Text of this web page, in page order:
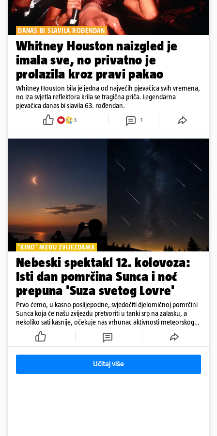
DANAS BI SLAVILA ROĐENDAN
Whitney Houston naizgled je
imala sve, no privatno je
prolazila kroz pravi pakao
Whitney Houston bila je jedna od najvećih pjevačica svih vremena,
no iza svjetla reflektora krila se tragična priča. Legendarna
pjevačica danas bi slavila 63. rođendan.
3 1
'KINO' MEĐU ZVIJEZDAMA
Nebeski spektakl 12. kolovoza:
Isti dan pomrčina Sunca i noć
prepuna 'Suza svetog Lovre'
Prvo ćemo, u kasno poslijepodne, svjedočiti djelomičnoj pomrčini
Sunca koja će našu zvijezdu pretvoriti u tanki srp na zalasku, a
nekoliko sati kasnije, očekuje nas vrhunac aktivnosti meteorskog
roja Perzeida
Učitaj više